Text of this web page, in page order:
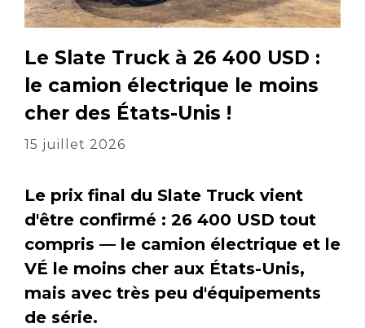
Le Slate Truck à 26 400 USD :
le camion électrique le moins
cher des États-Unis !
15 juillet 2026
Le prix final du Slate Truck vient
d'être confirmé : 26 400 USD tout
compris — le camion électrique et le
VÉ le moins cher aux États-Unis,
mais avec très peu d'équipements
de série.